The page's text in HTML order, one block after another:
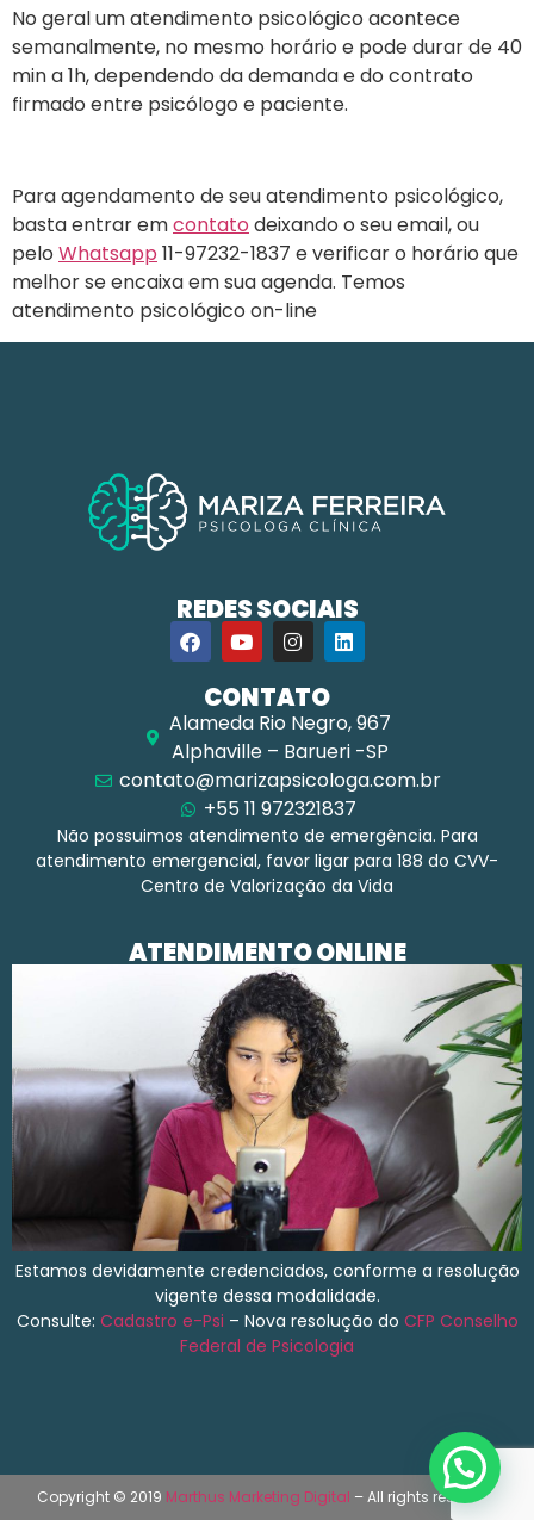
No geral um atendimento psicológico acontece
semanalmente, no mesmo horário e pode durar de 40
min a 1h, dependendo da demanda e do contrato
firmado entre psicólogo e paciente.
Para agendamento de seu atendimento psicológico,
basta entrar emcontato deixando o seu email, ou
pelo Whatsapp 11-97232-1837 e verificar o horário que
melhor se encaixa em sua agenda. Temos
atendimento psicológico on-line
REDES SOCIAIS
CONTATO
Alameda Rio Negro, 967
Alphaville – Barueri -SP
contato@marizapsicologa.com.br
+55 11 972321837
Não possuimos atendimento de emergência. Para
atendimento emergencial, favor ligar para 188 do CVV-
Centro de Valorização da Vida
ATENDIMENTO ONLINE
Estamos devidamente credenciados, conforme a resolução
vigente dessa modalidade.
Consulte: Cadastro e-Psi – Nova resolução do CFP Conselho
Federal de Psicologia
Copyright © 2019 Marthus Marketing Digital – All rights reserved.